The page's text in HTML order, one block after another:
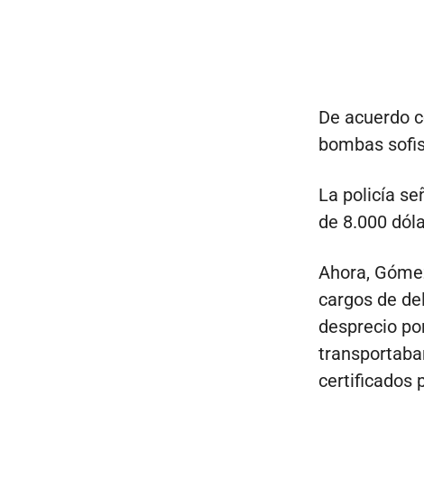
De acuerdo
bombas
La policía
de 8.000
Ahora,
cargos de
desprecio
certificados